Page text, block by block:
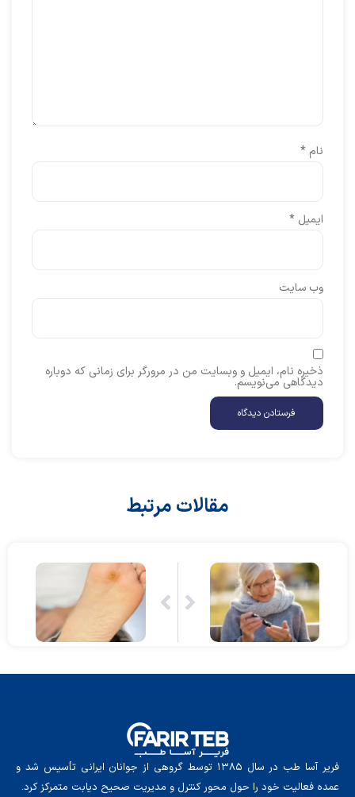
نام *
ایمیل *
وب‌ سایت
ذخیره نام، ایمیل و وبسایت من در مرورگر برای زمانی که دوباره
دیدگاهی می‌نویسم.
مقالات مرتبط
فریر آسا طب در سال ۱۳۸۵ توسط گروهی از جوانان ایرانی تأسیس شد و
عمده فعالیت خود را حول محور کنترل و مدیریت صحیح دیابت متمرکز کرد.